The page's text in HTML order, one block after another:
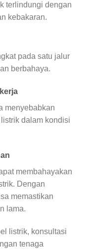
terlindungi dengan
kebakaran.
pada satu jalur
berbahaya.
menyebabkan
dalam kondisi
membahayakan
Dengan
memastikan
lama.
listrik, konsultasi
tenaga